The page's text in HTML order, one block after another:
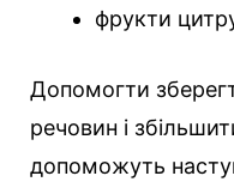
фрукти
Допомогти
речовин і
допоможуть